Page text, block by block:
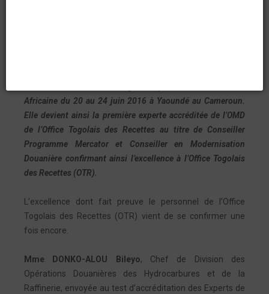
Africaine du 20 au 24 juin 2016 à Yaoundé au Cameroun.
Elle devient ainsi la première experte accréditée de l’OMD
de l’Office Togolais des Recettes au titre de Conseiller
Programme Mercator et Conseiller en Modernisation
Douanière confirmant ainsi l’excellence à l’Office Togolais
des Recettes (OTR).
L’excellence dont fait preuve le personnel de l’Office
Togolais des Recettes (OTR) vient de se confirmer une
fois encore.
Mme DONKO-ALOU Bileyo, Chef de Division des
Opérations Douanières des Hydrocarbures et de la
Raffinerie, envoyée au test d’accréditation des Experts de